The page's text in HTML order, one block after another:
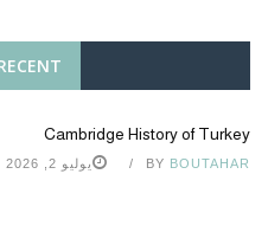
Cambridge History of Turkey
BY BOUTAHAR يوليو 2, 2026